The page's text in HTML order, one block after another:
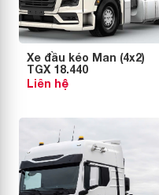
Xe đầu kéo Man (4x2)
TGX 18.440
Liên hệ